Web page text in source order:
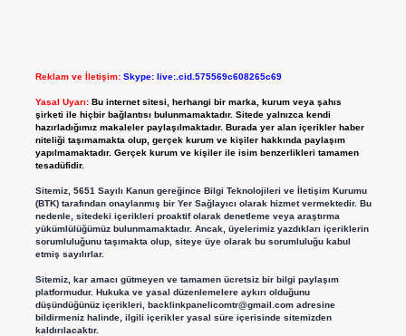
Reklam ve İletişim: Skype: live:.cid.575569c608265c69
Yasal Uyarı: Bu internet sitesi, herhangi bir marka, kurum veya şahıs
şirketi ile hiçbir bağlantısı bulunmamaktadır. Sitede yalnızca kendi
hazırladığımız makaleler paylaşılmaktadır. Burada yer alan içerikler haber
niteliği taşımamakta olup, gerçek kurum ve kişiler hakkında paylaşım
yapılmamaktadır. Gerçek kurum ve kişiler ile isim benzerlikleri tamamen
tesadüfidir.
Sitemiz, 5651 Sayılı Kanun gereğince Bilgi Teknolojileri ve İletişim Kurumu
(BTK) tarafından onaylanmış bir Yer Sağlayıcı olarak hizmet vermektedir. Bu
nedenle, sitedeki içerikleri proaktif olarak denetleme veya araştırma
yükümlülüğümüz bulunmamaktadır. Ancak, üyelerimiz yazdıkları içeriklerin
sorumluluğunu taşımakta olup, siteye üye olarak bu sorumluluğu kabul
etmiş sayılırlar.
Sitemiz, kar amacı gütmeyen ve tamamen ücretsiz bir bilgi paylaşım
platformudur. Hukuka ve yasal düzenlemelere aykırı olduğunu
düşündüğünüz içerikleri, backlinkpanelicomtr@gmail.comadresine
bildirmeniz halinde, ilgili içerikler yasal süre içerisinde sitemizden
kaldırılacaktır.